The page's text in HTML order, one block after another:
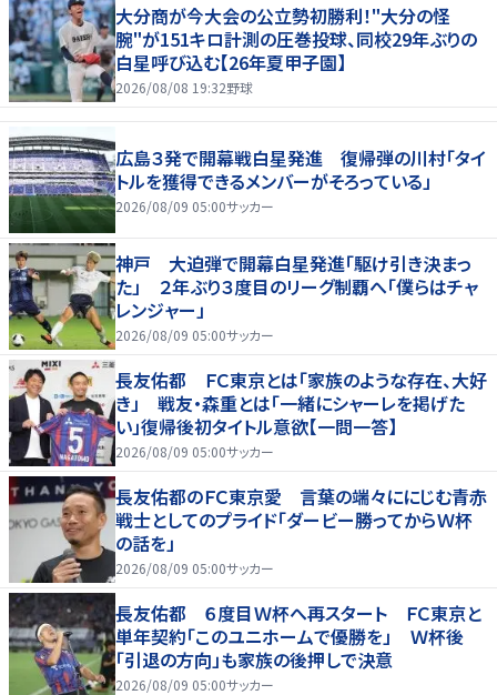
大分商が今大会の公立勢初勝利！"大分の怪
腕"が151キロ計測の圧巻投球、同校29年ぶりの
白星呼び込む【26年夏甲子園】
2026/08/08 19:32野球
広島３発で開幕戦白星発進 復帰弾の川村「タイ
トルを獲得できるメンバーがそろっている」
2026/08/09 05:00サッカー
神戸 大迫弾で開幕白星発進「駆け引き決まっ
た」 ２年ぶり３度目のリーグ制覇へ「僕らはチャ
レンジャー」
2026/08/09 05:00サッカー
長友佑都 ＦＣ東京とは「家族のような存在、大好
き」 戦友・森重とは「一緒にシャーレを掲げた
い」復帰後初タイトル意欲【一問一答】
2026/08/09 05:00サッカー
長友佑都のＦＣ東京愛 言葉の端々ににじむ青赤
戦士としてのプライド「ダービー勝ってからＷ杯
の話を」
2026/08/09 05:00サッカー
長友佑都 ６度目Ｗ杯へ再スタート ＦＣ東京と
単年契約「このユニホームで優勝を」 Ｗ杯後
「引退の方向」も家族の後押しで決意
2026/08/09 05:00サッカー